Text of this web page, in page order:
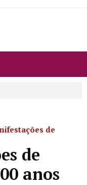
de
de
anos